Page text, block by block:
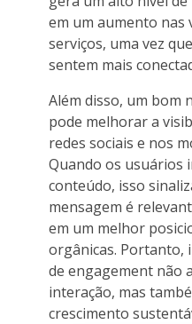
em um aumento nas
serviços, uma vez
sentem mais
Além disso, um bom
pode melhorar a
redes sociais e nos
Quando os usuários
conteúdo, isso
mensagem é
em um melhor
orgânicas. Portanto,
de engagement não
interação, mas
crescimento